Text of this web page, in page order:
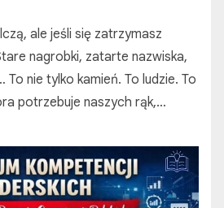
ale jeśli się zatrzymasz
nagrobki, zatarte nazwiska,
To nie tylko kamień. To ludzie. To
potrzebuje naszych rąk,…